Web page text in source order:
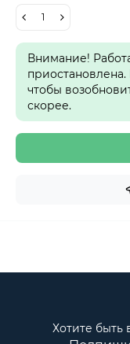
Внимание!
чтобы
скорее.
Хотите быть